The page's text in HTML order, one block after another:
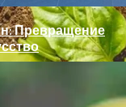
Превращение